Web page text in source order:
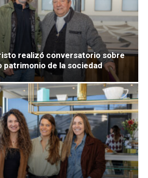
realizó conversatorio sobre
patrimonio de la sociedad